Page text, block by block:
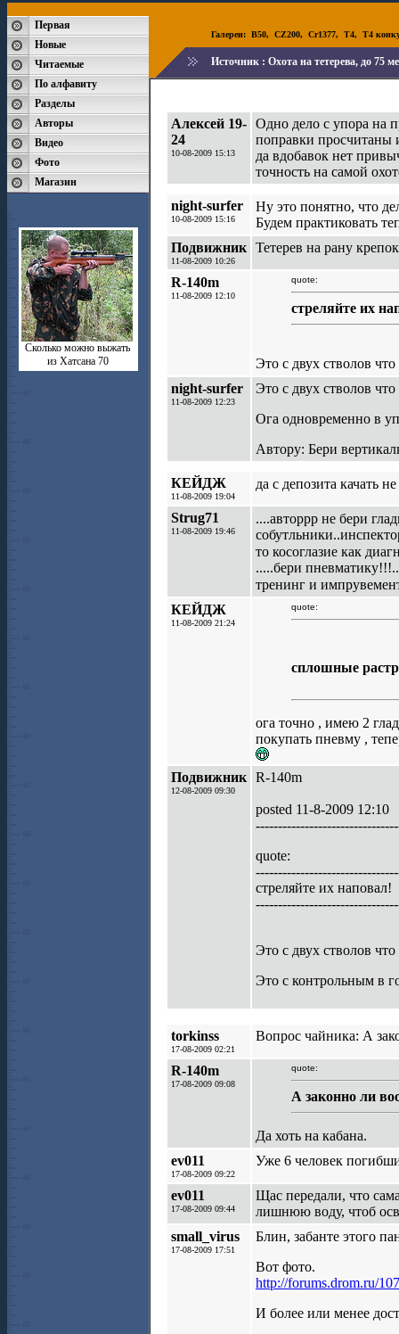
Первая
Новые
Читаемые
По алфавиту
Разделы
Авторы
Видео
Фото
Магазин
Сколько можно выжать
из Хатсана 70
Галереи: B50, CZ200, Cr1377, T4, T4
Источник : Охота на тетерева, до 75
Алексей 19-
24
10-08-2009 15:13
Одно дело с упора на
поправки просчитаны
да вдобавок нет
точность на самой
night-surfer
10-08-2009 15:16
Ну это понятно, что
Будем практиковать
Подвижник
11-08-2009 10:26
Тетерев на рану
R-140m
11-08-2009 12:10
quote:
стреляйте их
Это с двух стволов что
night-surfer
11-08-2009 12:23
Это с двух стволов что
Ога одновременно в
Автору: Бери
КЕЙДЖ
11-08-2009 19:04
да с депозита качать
Strug71
11-08-2009 19:46
....авторрр не бери
то косоглазие как
.....бери
тренинг и
КЕЙДЖ
11-08-2009 21:24
quote:
сплошные
ога точно , имею 2
покупать пневму ,
Подвижник
12-08-2009 09:30
R-140m
posted 11-8-2009 12:10
quote:
стреляйте их наповал!
Это с двух стволов что
Это с контрольным в
torkinss
17-08-2009 02:21
Вопрос чайника: А
R-140m
17-08-2009 09:08
quote:
А законно ли
Да хоть на кабана.
ev011
17-08-2009 09:22
Уже 6 человек
ev011
17-08-2009 09:44
Щас передали, что
лишнюю воду, чтоб
small_virus
17-08-2009 17:51
Блин, забанте этого
Вот фото.
http://forums.drom.ru/
И более или менее